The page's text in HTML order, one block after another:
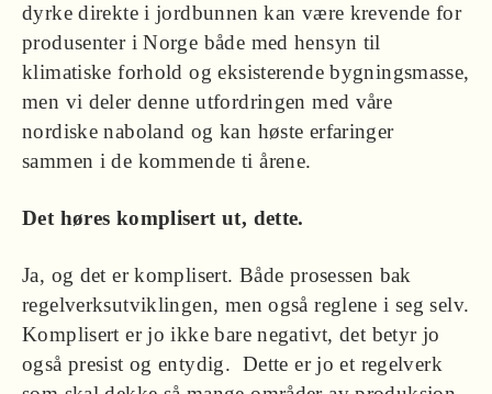
dyrke direkte i jordbunnen kan være krevende for
produsenter i Norge både med hensyn til
klimatiske forhold og eksisterende bygningsmasse,
men vi deler denne utfordringen med våre
nordiske naboland og kan høste erfaringer
sammen i de kommende ti årene.
Det høres komplisert ut, dette.
Ja, og det er komplisert. Både prosessen bak
regelverksutviklingen, men også reglene i seg selv.
Komplisert er jo ikke bare negativt, det betyr jo
også presist og entydig. Dette er jo et regelverk